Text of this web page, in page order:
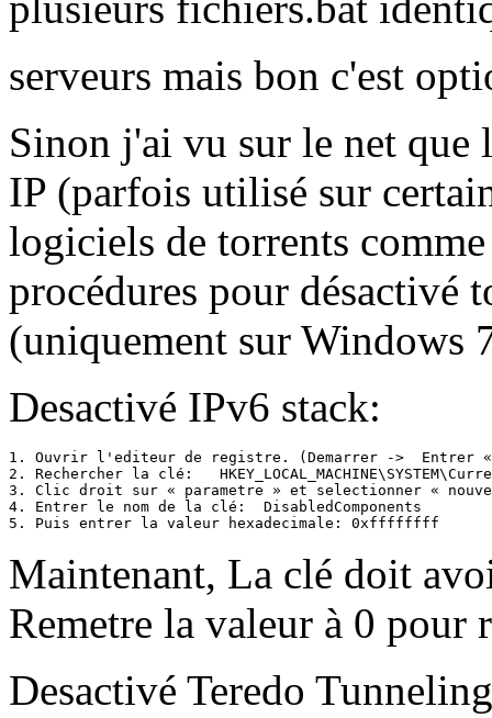
serveurs mais bon c'est
Sinon j'ai vu sur le net que
IP (parfois utilisé sur
logiciels de torrents
procédures pour désactivé
(uniquement sur Windows
Desactivé IPv6 stack:
1. Ouvrir l'editeur de registre. (Demarrer ->  Entrer
2. Rechercher la clé:
3. Clic droit sur « parametre » et selectionner «
4. Entrer le nom de la clé:  DisabledComponents
5. Puis entrer la valeur hexadecimale: 0xffffffff
Maintenant, La clé doit
Remetre la valeur à 0
Desactivé Teredo